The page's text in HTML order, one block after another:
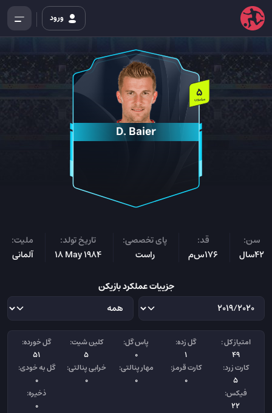
ورود
D. Baier
5
میلیون
سن:
42سال
قد:
176س‌م
پای تخصصی:
راست
تاریخ تولد:
18 May 1984
ملیت:
آلمانی
جزییات عملکرد بازیکن
امتیاز کل :
49
گل زده:
1
پاس گل:
0
کلین شیت:
5
گل خورده:
51
کارت زرد:
5
کارت قرمز:
0
مهار پنالتی:
0
خرابی پنالتی:
0
گل به خودی:
0
فیکس:
22
ذخیره:
0